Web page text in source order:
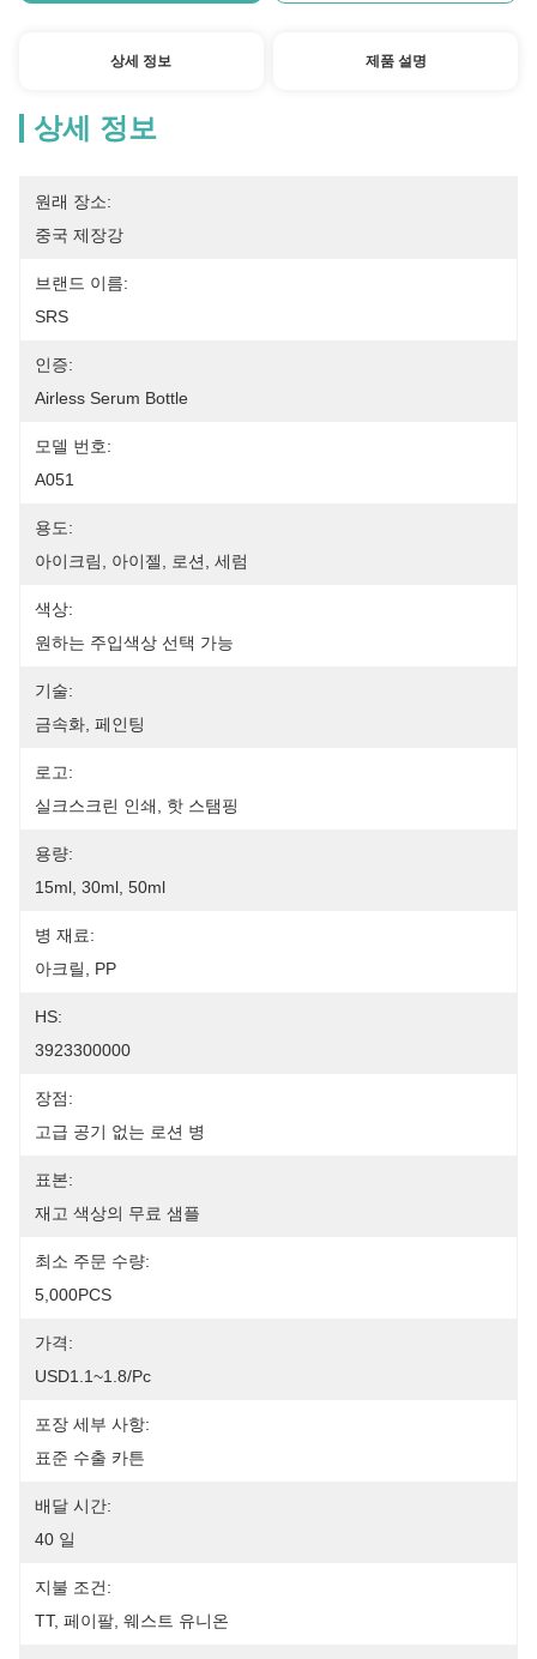
상세 정보 제품 설명
상세 정보
원래 장소:
중국 제장강
브랜드 이름:
SRS
인증:
Airless Serum Bottle
모델 번호:
A051
용도:
아이크림, 아이젤, 로션, 세럼
색상:
원하는 주입색상 선택 가능
기술:
금속화, 페인팅
로고:
실크스크린 인쇄, 핫 스탬핑
용량:
15ml, 30ml, 50ml
병 재료:
아크릴, PP
HS:
3923300000
장점:
고급 공기 없는 로션 병
표본:
재고 색상의 무료 샘플
최소 주문 수량:
5,000PCS
가격:
USD1.1~1.8/pc
포장 세부 사항:
표준 수출 카튼
배달 시간:
40 일
지불 조건:
TT, 페이팔, 웨스트 유니온